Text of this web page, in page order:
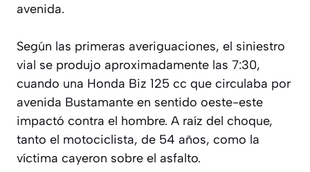
avenida.
Según las primeras averiguaciones, el siniestro
vial se produjo aproximadamente las 7:30,
cuando una Honda Biz 125 cc que circulaba por
avenida Bustamante en sentido oeste-este
impactó contra el hombre. A raíz del choque,
tanto el motociclista, de 54 años, como la
víctima cayeron sobre el asfalto.